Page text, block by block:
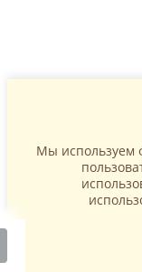
Мы используем